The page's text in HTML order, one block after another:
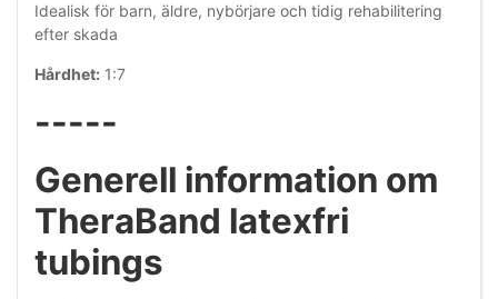
Idealisk för barn, äldre, nybörjare och tidig rehabilitering
efter skada
Hårdhet: 1:7
-----
Generell information om
TheraBand latexfri
tubings